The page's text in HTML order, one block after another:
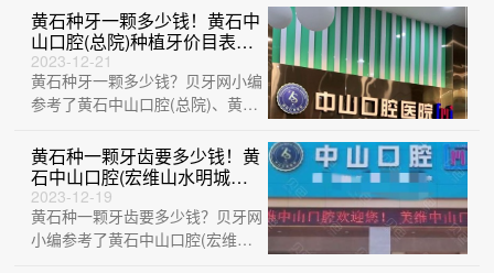
中山口···
黄石种牙一颗多少钱！黄石中
山口腔(总院)种植牙价目表已
更新，瑞典诺贝尔PMC种植
牙：7353元起/颗！
2023-12-21
黄石种牙一颗多少钱？贝牙网小编
参考了黄石中山口腔(总院)、黄石
新慈济医···
黄石种一颗牙齿要多少钱！黄
石中山口腔(宏维山水明城店)
种植牙价目表已更新，国产天
玺牙科种植牙价格：3036元
起/颗！
2023-12-19
黄石种一颗牙齿要多少钱？贝牙网
小编参考了黄石中山口腔(宏维山